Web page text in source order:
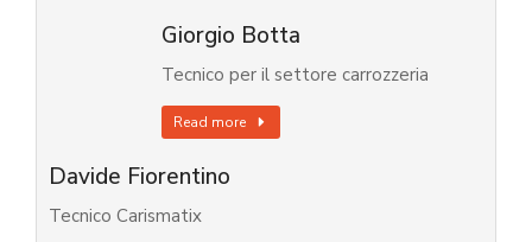
Giorgio Botta
Tecnico per il settore carrozzeria
Read more
Davide Fiorentino
Tecnico Carismatix